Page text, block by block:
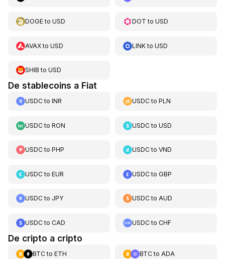
DOGEto USD DOT toUSD
AVAXto USD LINKtoUSD
SHIB to USD
De stablecoins a Fiat
USDCto INR USDCtoPLN
USDCto RON USDCtoUSD
USDCto PHP USDCtoVND
USDCto EUR USDCtoGBP
USDCto JPY USDCtoAUD
USDCto CAD USDCtoCHF
De cripto a cripto
BTCto ETH BTCto ADA